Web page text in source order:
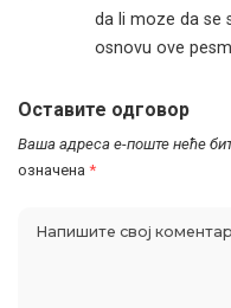
da li moze da se
osnovu ove
Оставите одговор
Ваша адреса е-поште неће
означена *